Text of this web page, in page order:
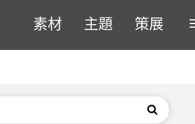
素材 主題 策展
搜尋